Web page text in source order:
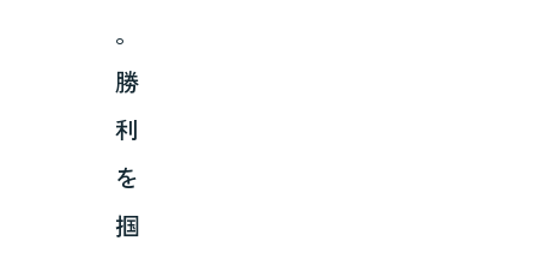
。
勝
利
を
掴